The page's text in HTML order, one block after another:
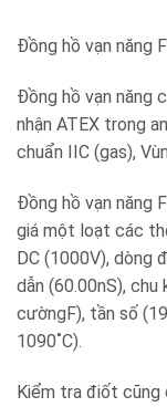
Đồng hồ vạn năng
Đồng hồ vạn năng
nhận ATEX trong
chuẩn IIC (gas),
Đồng hồ vạn năng
giá một loạt các
DC (1000V), dòng
dẫn (60.00nS), chu
cườngF), tần số
1090˚C).
Kiểm tra điốt cũng